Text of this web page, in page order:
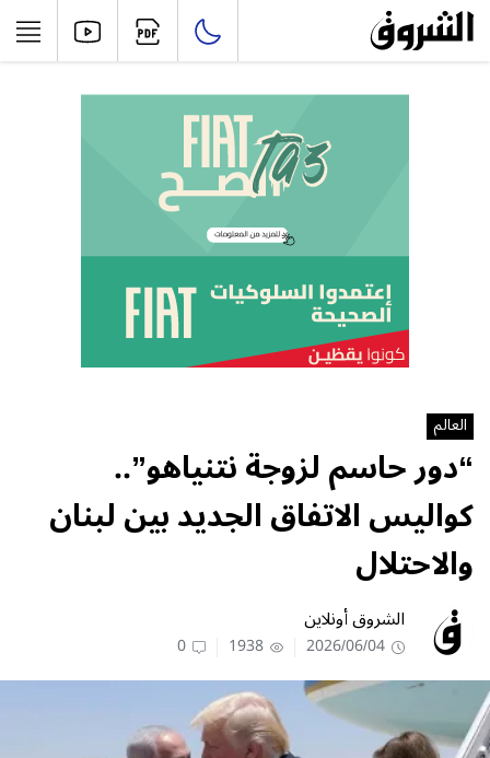
العالم
“دور حاسم لزوجة نتنياهو”..
كواليس الاتفاق الجديد بين لبنان
والاحتلال
الشروق أونلاين
2026/06/04
1938
0